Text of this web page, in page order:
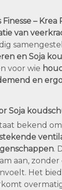
– Krea
van
en Soja
voor wie
en
Soja
bekend
.
aan,
Het